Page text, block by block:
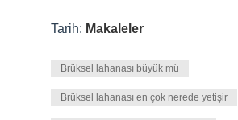
Tarih: Makaleler
Brüksel lahanası büyük mü
Brüksel lahanası en çok nerede yetişir